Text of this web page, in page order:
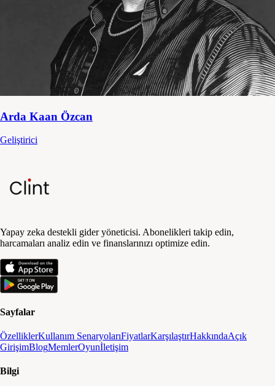
Arda Kaan Özcan
Geliştirici
Yapay zeka destekli gider yöneticisi. Abonelikleri takip edin,
harcamaları analiz edin ve finanslarınızı optimize edin.
Sayfalar
ÖzelliklerKullanım SenaryolarıFiyatlarKarşılaştırHakkındaAçık
GirişimBlogMemlerOyunİletişim
Bilgi